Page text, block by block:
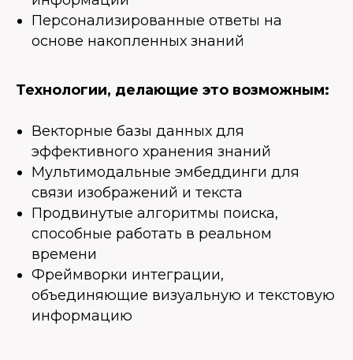
Персонализированные ответы на
основе накопленных знаний
Технологии, делающие это возможным:
Векторные базы данных для
эффективного хранения знаний
Мультимодальные эмбеддинги для
связи изображений и текста
Продвинутые алгоритмы поиска,
способные работать в реальном
времени
Фреймворки интеграции,
объединяющие визуальную и текстовую
информацию